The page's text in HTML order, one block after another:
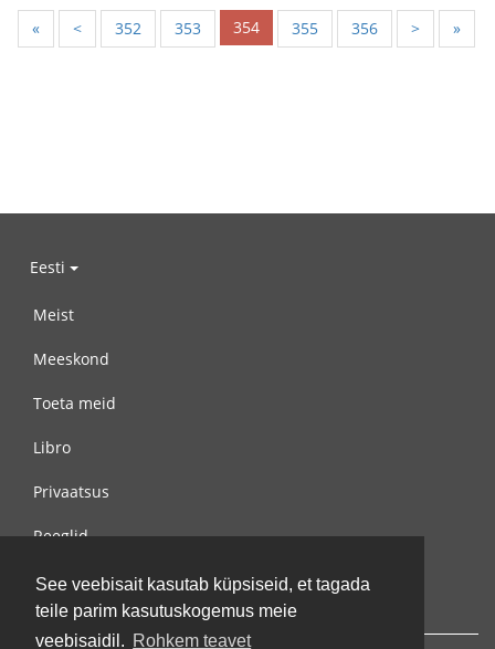
See veebisait kasutab küpsiseid, et tagada
teile parim kasutuskogemus meie
veebisaidil. Rohkem teavet
« < 352 353 354 355 356 > »
Eesti
Meist
Meeskond
Toeta meid
Libro
Privaatsus
Reeglid
Võta meiega ühendust